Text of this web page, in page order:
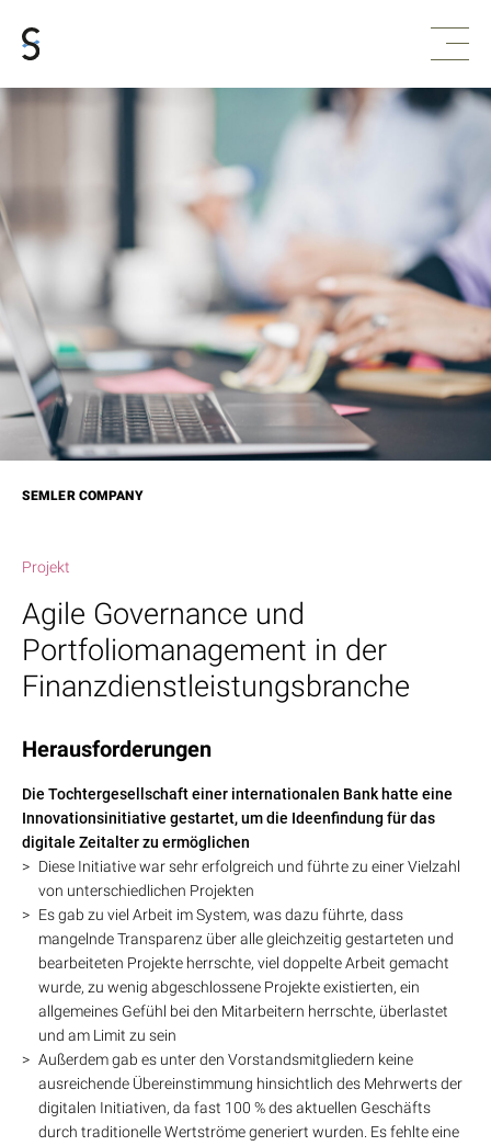
SEMLER COMPANY
Projekt
Agile Governance und
Portfoliomanagement in der
Finanzdienstleistungsbranche
Herausforderungen
Die Tochtergesellschaft einer internationalen Bank hatte eine
Innovationsinitiative gestartet, um die Ideenfindung für das
digitale Zeitalter zu ermöglichen
Diese Initiative war sehr erfolgreich und führte zu einer Vielzahl
von unterschiedlichen Projekten
Es gab zu viel Arbeit im System, was dazu führte, dass
mangelnde Transparenz über alle gleichzeitig gestarteten und
bearbeiteten Projekte herrschte, viel doppelte Arbeit gemacht
wurde, zu wenig abgeschlossene Projekte existierten, ein
allgemeines Gefühl bei den Mitarbeitern herrschte, überlastet
und am Limit zu sein
Außerdem gab es unter den Vorstandsmitgliedern keine
ausreichende Übereinstimmung hinsichtlich des Mehrwerts der
digitalen Initiativen, da fast 100 % des aktuellen Geschäfts
durch traditionelle Wertströme generiert wurden. Es fehlte eine